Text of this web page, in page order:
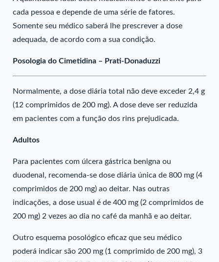
cada pessoa e depende de uma série de fatores.
Somente seu médico saberá lhe prescrever a dose
adequada, de acordo com a sua condição.
Posologia do Cimetidina – Prati-Donaduzzi
Normalmente, a dose diária total não deve exceder 2,4 g
(12 comprimidos de 200 mg). A dose deve ser reduzida
em pacientes com a função dos rins prejudicada.
Adultos
Para pacientes com úlcera gástrica benigna ou
duodenal, recomenda-se dose diária única de 800 mg (4
comprimidos de 200 mg) ao deitar. Nas outras
indicações, a dose usual é de 400 mg (2 comprimidos de
200 mg) 2 vezes ao dia no café da manhã e ao deitar.
Outro esquema posológico eficaz que seu médico
poderá indicar são 200 mg (1 comprimido de 200 mg), 3